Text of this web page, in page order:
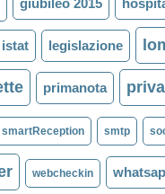
giubileo 2015
istat legislazione
primanota
smartReception smtp
webcheckin